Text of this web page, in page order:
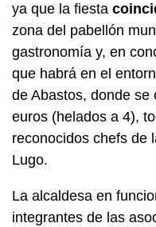
ya que la fiesta
zona del pabellón
gastronomía y, en
que habrá en el
de Abastos, donde se
euros (helados a 4),
reconocidos chefs de
Lugo.
La alcaldesa en
integrantes de las